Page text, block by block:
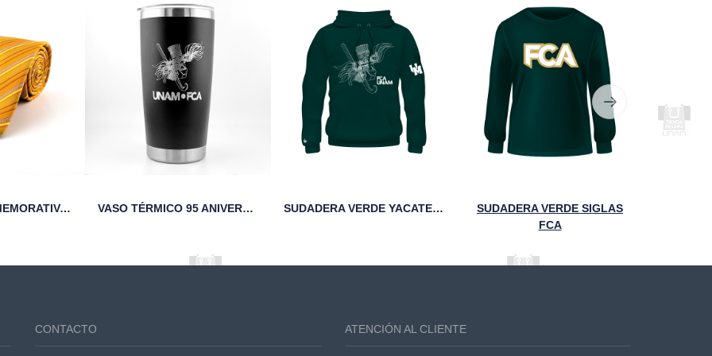
CORBATA CONMEMORATIVA DE LOS 95 AÑOS DE LA FCA VASO TÉRMICO 95 ANIVERSARIO FCA UNAM NEGRO SUDADERA VERDE YACATECUHTLI FCA UNAM
SUDADERA VERDE SIGLAS
FCA
CONTACTO ATENCIÓN AL CLIENTE